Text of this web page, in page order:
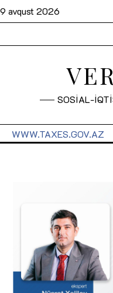
9 avqust 2026
SOSİAL-
WWW.TAXES.GOV.AZ